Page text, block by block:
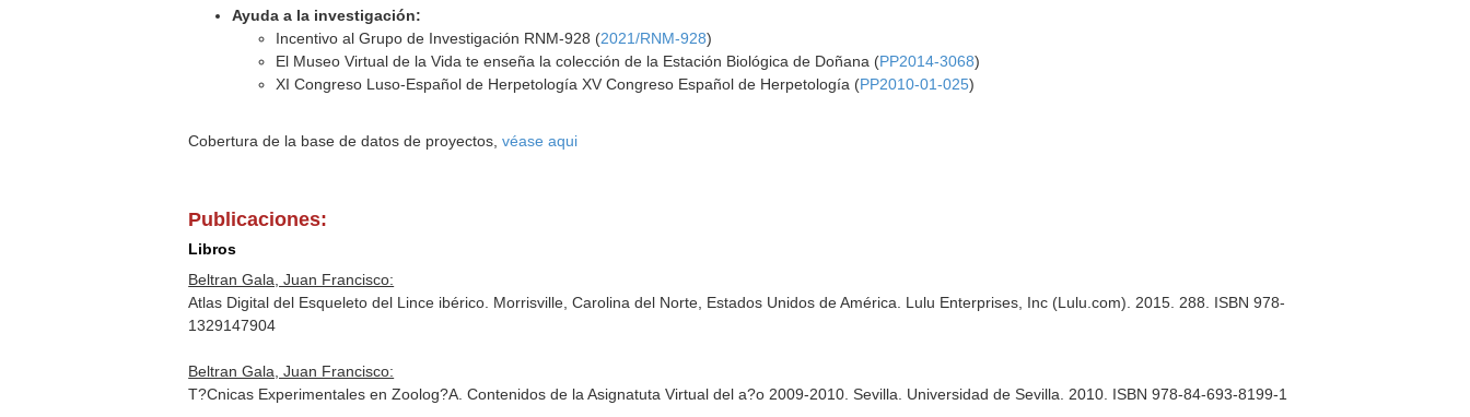
Ayuda a la investigación:
Incentivo al Grupo de Investigación RNM-928 (2021/RNM-928)
El Museo Virtual de la Vida te enseña la colección de la Estación Biológica de Doñana (PP2014-3068)
XI Congreso Luso-Español de Herpetología XV Congreso Español de Herpetología (PP2010-01-025)
Cobertura de la base de datos de proyectos,véase aqui
Publicaciones:
Libros
Beltran Gala, Juan Francisco:
Atlas Digital del Esqueleto del Lince ibérico. Morrisville, Carolina del Norte, Estados Unidos de América. Lulu Enterprises, Inc (Lulu.com). 2015. 288. ISBN 978-
1329147904
Beltran Gala, Juan Francisco:
T?Cnicas Experimentales en Zoolog?A. Contenidos de la Asignatuta Virtual del a?o 2009-2010. Sevilla. Universidad de Sevilla. 2010. ISBN 978-84-693-8199-1